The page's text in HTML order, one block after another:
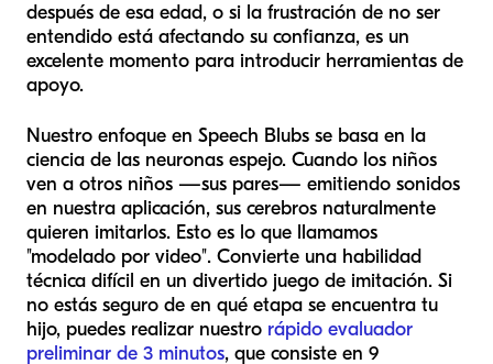
después de esa edad, o si la frustración de no ser
entendido está afectando su confianza, es un
excelente momento para introducir herramientas de
apoyo.
Nuestro enfoque en Speech Blubs se basa en la
ciencia de las neuronas espejo. Cuando los niños
ven a otros niños —sus pares— emitiendo sonidos
en nuestra aplicación, sus cerebros naturalmente
quieren imitarlos. Esto es lo que llamamos
"modelado por video". Convierte una habilidad
técnica difícil en un divertido juego de imitación. Si
no estás seguro de en qué etapa se encuentra tu
hijo, puedes realizar nuestro rápido evaluador
preliminar de 3 minutos, que consiste en 9